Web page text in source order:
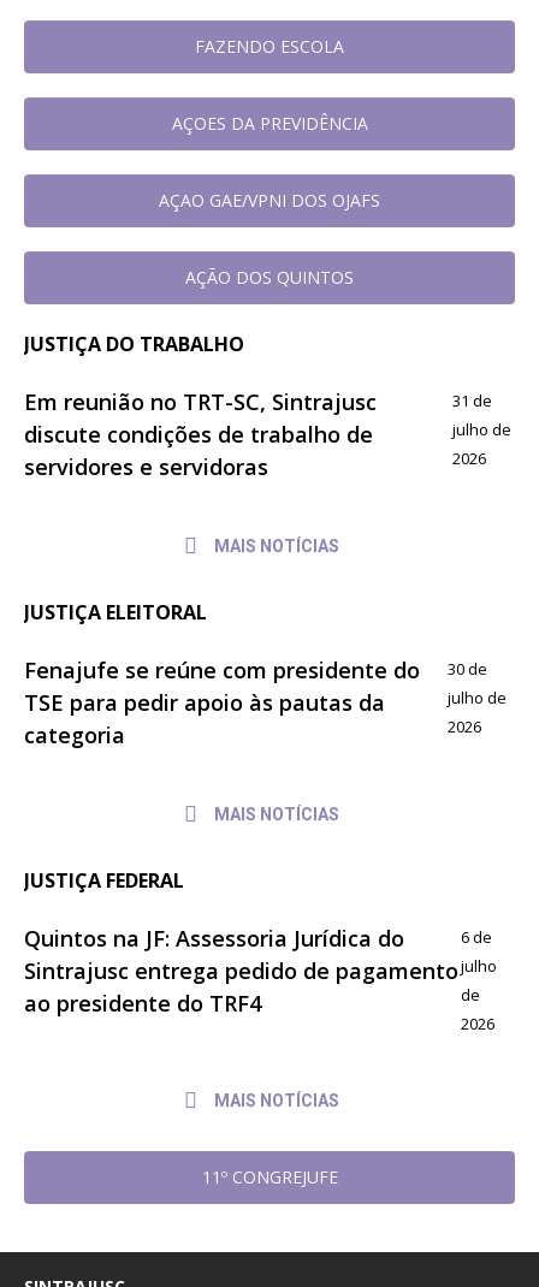
FAZENDO ESCOLA
AÇOES DA PREVIDÊNCIA
AÇAO GAE/VPNI DOS OJAFS
AÇÃO DOS QUINTOS
JUSTIÇA DO TRABALHO
Em reunião no TRT-SC, Sintrajusc
discute condições de trabalho de
servidores e servidoras
31 de
julho de
2026
MAIS NOTÍCIAS
JUSTIÇA ELEITORAL
Fenajufe se reúne com presidente do
TSE para pedir apoio às pautas da
categoria
30 de
julho de
2026
MAIS NOTÍCIAS
JUSTIÇA FEDERAL
Quintos na JF: Assessoria Jurídica do
Sintrajusc entrega pedido de pagamento
ao presidente do TRF4
6 de
julho
de
2026
MAIS NOTÍCIAS
11º CONGREJUFE